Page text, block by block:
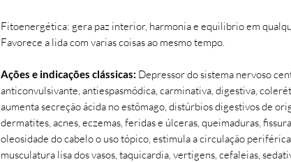
Fitoenergética: gera paz interior, harmonia e equilibrio em
Favorece a lida com varias coisas ao mesmo tempo.
Ações e indicações clássicas: Depressor do sistema nervoso
anticonvulsivante, antiespasmódica, carminativa, digestiva,
aumenta secreção ácida no estômago, distúrbios digestivos de
dermatites, acnes, eczemas, feridas e úlceras, queimaduras,
oleosidade do cabelo o uso tópico, estimula a circulação
musculatura lisa dos vasos, taquicardia, vertigens, cefaleias,